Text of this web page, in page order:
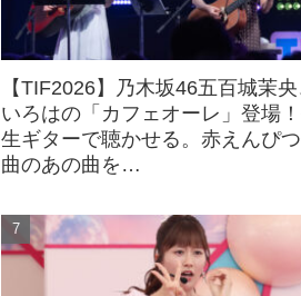
【TIF2026】乃木坂46五百城茉央
いろはの「カフェオーレ」登場
生ギターで聴かせる。赤えんぴ
曲のあの曲を…